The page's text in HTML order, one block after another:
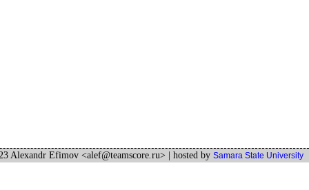
Alexandr Efimov <alef@teamscore ru> | hosted by Samara State University